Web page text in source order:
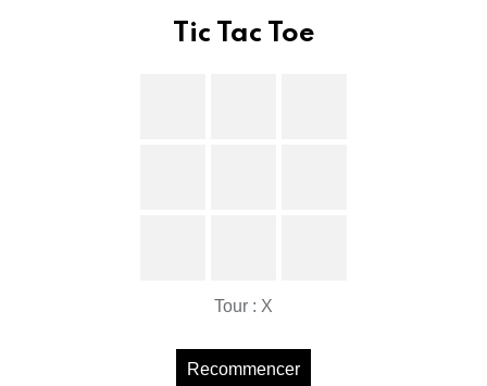
Tic Tac Toe
Tour : X
Recommencer